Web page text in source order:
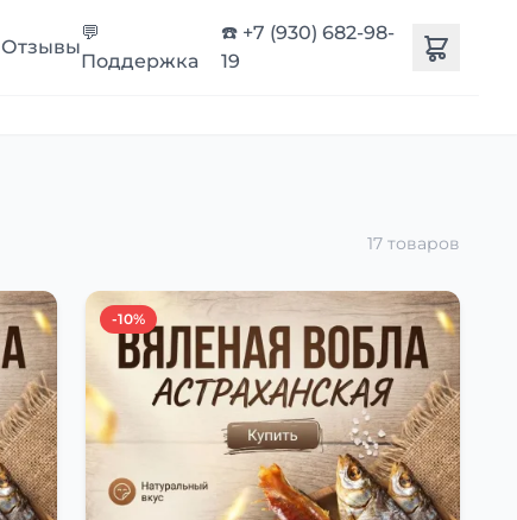
Отзывы
💬
Поддержка
☎️ +7 (930) 682-98-
19
17 товаров
-10%